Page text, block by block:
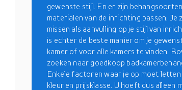
gewenste stijl. En er zijn
materialen van de inrichting passen. Je
missen als aanvulling op je stijl van
is echter de beste manier om je
kamer of voor alle kamers te vinden.
zoeken naar goedkoop
Enkele factoren waar je op moet letten
kleur en prijsklasse. U hoeft dus alleen